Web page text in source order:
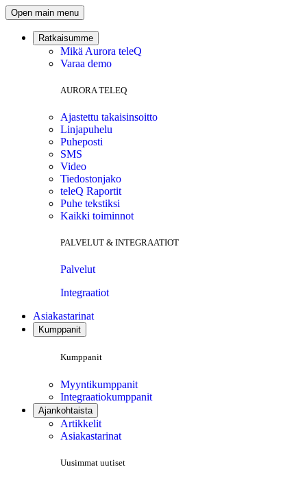
Open main menu
Ratkaisumme
Mikä Aurora teleQ
Varaa demo
AURORA TELEQ
Ajastettu takaisinsoitto
Linjapuhelu
Puheposti
SMS
Video
Tiedostonjako
teleQ Raportit
Puhe tekstiksi
Kaikki toiminnot
PALVELUT & INTEGRAATIOT
Palvelut
Integraatiot
Asiakastarinat
Kumppanit
Kumppanit
Myyntikumppanit
Integraatiokumppanit
Ajankohtaista
Artikkelit
Asiakastarinat
Uusimmat uutiset